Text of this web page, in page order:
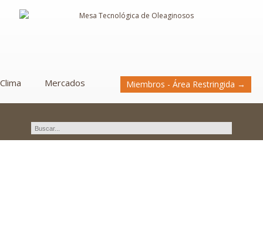
Clima Mercados Miembros - Área Restringida →